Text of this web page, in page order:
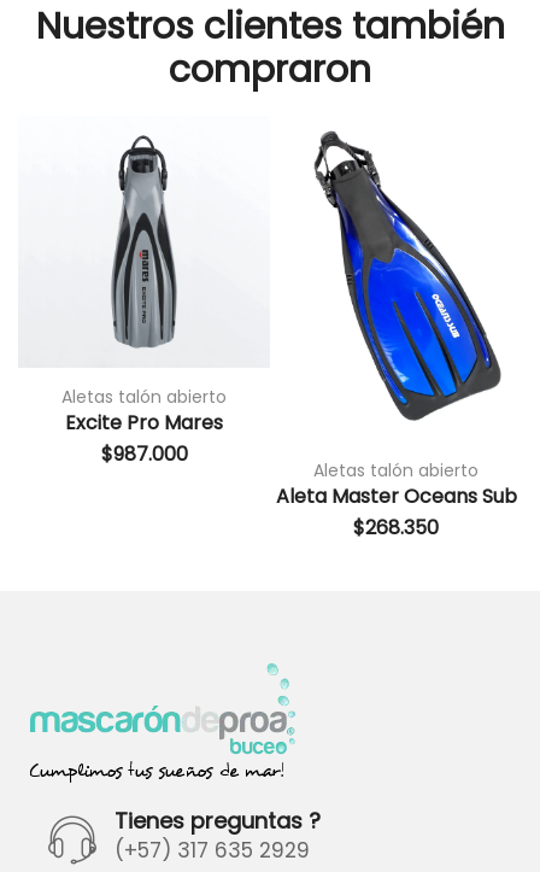
Nuestros clientes también
compraron
Aletas talón abierto
Excite Pro Mares
$987.000
Aletas talón abierto
Aleta Master Oceans Sub
$268.350
Tienes preguntas ?
(+57) 317 635 2929